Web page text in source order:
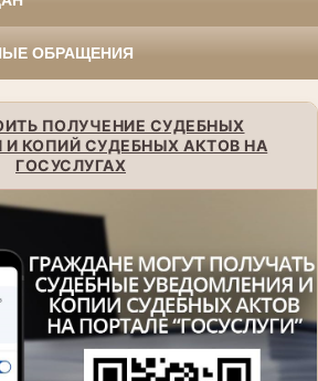
ОБРАЩЕНИЯ
ПОЛУЧЕНИЕ СУДЕБНЫХ
КОПИЙ СУДЕБНЫХ АКТОВ НА
ГОСУСЛУГАХ